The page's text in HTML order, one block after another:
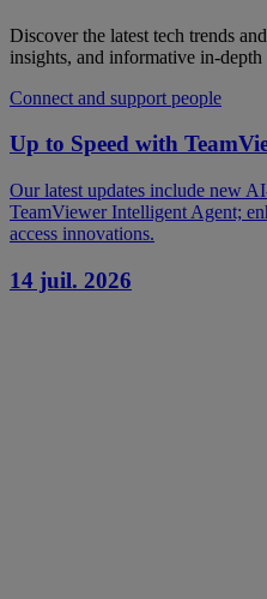
Discover the latest tech trends
insights, and informative in-depth
Connect and support people
Up to Speed with
Our latest updates include new
TeamViewer Intelligent Agent;
access innovations.
14 juil. 2026